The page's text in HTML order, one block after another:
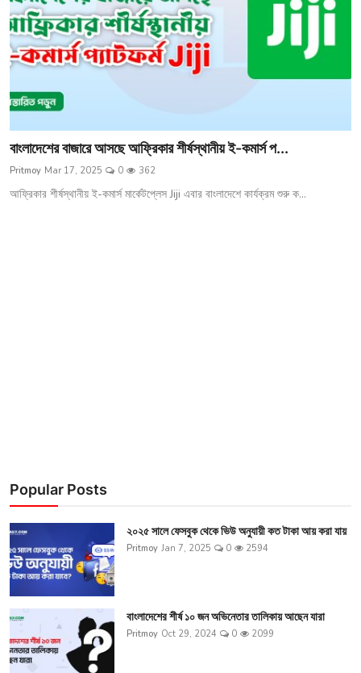
মতামত
সাহিত্য
সফলতার গল্প
বিশ্ব
বাংলাদেশের বাজারে আসছে আফ্রিকার শীর্ষস্থানীয় ই-কমার্স প...
Pritmoy Mar 17, 2025 0 362
আফ্রিকার শীর্ষস্থানীয় ই-কমার্স মার্কেটপ্লেস Jiji এবার বাংলাদেশে কার্যক্রম শুরু ক...
Popular Posts
২০২৫ সালে ফেসবুক থেকে ভিউ অনুযায়ী কত টাকা আয় করা যায়
Pritmoy Jan 7, 2025 0 2594
বাংলাদেশের শীর্ষ ১০ জন অভিনেতার তালিকায় আছেন যারা
Pritmoy Oct 29, 2024 0 2099